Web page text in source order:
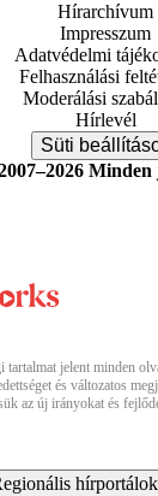
Hírarchívum
Impresszum
Adatvédelmi
Felhasználási
Moderálási
Hírlevél
Süti
jelent minden
és változatos
az új irányokat és
hírportálok